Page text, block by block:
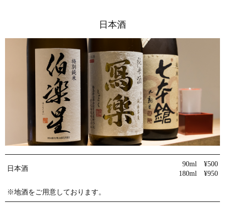
日本酒
日本酒
90ml ¥500
180ml ¥950
※地酒をご用意しております。